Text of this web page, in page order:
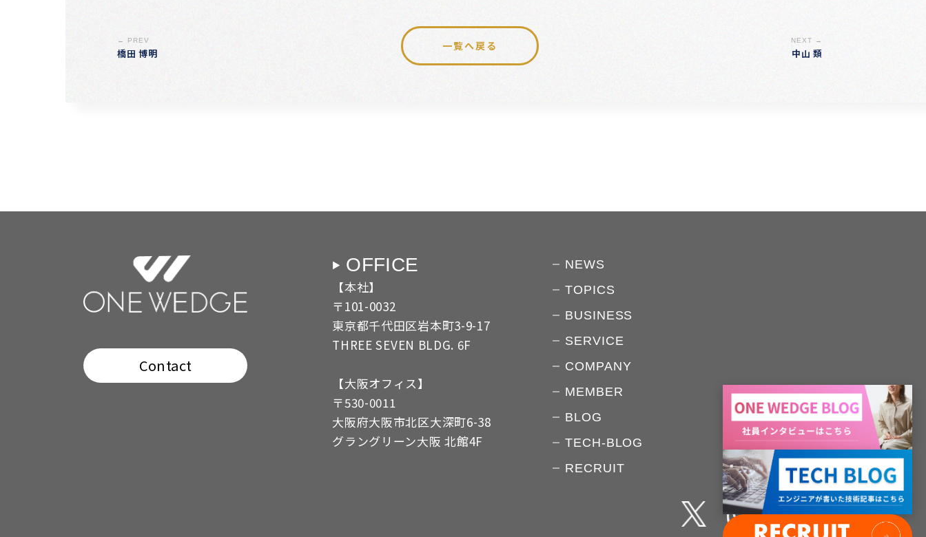
← PREV
橋田 博明
一覧へ戻る NEXT →
中山 類
Contact
OFFICE
【本社】
〒101-0032
東京都千代田区岩本町3-9-17
THREE SEVEN BLDG. 6F
【大阪オフィス】
〒530-0011
大阪府大阪市北区大深町6-38
グラングリーン大阪 北館4F
NEWS
TOPICS
BUSINESS
SERVICE
COMPANY
MEMBER
BLOG
TECH-BLOG
RECRUIT